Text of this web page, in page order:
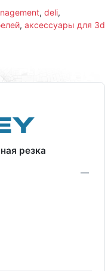
, deli,
, аксессуары для 3d
резка